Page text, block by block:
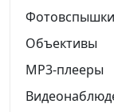
Фотовспышки
Объективы
MP3-плееры